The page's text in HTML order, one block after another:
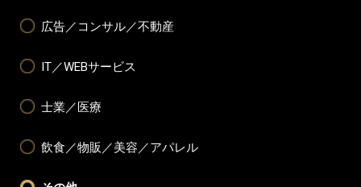
広告／コンサル／不動産
IT／WEBサービス
士業／医療
飲食／物販／美容／アパレル